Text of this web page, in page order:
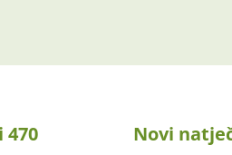
Novi